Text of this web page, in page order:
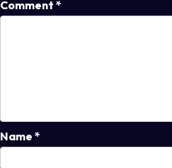
Comment *
Name *